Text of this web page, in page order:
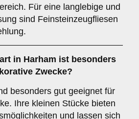
Für eine langlebige und
sind Feinsteinzeugfliesen
in Harham ist besonders
Zwecke?
besonders gut geeignet für
Ihre kleinen Stücke bieten
und lassen sich